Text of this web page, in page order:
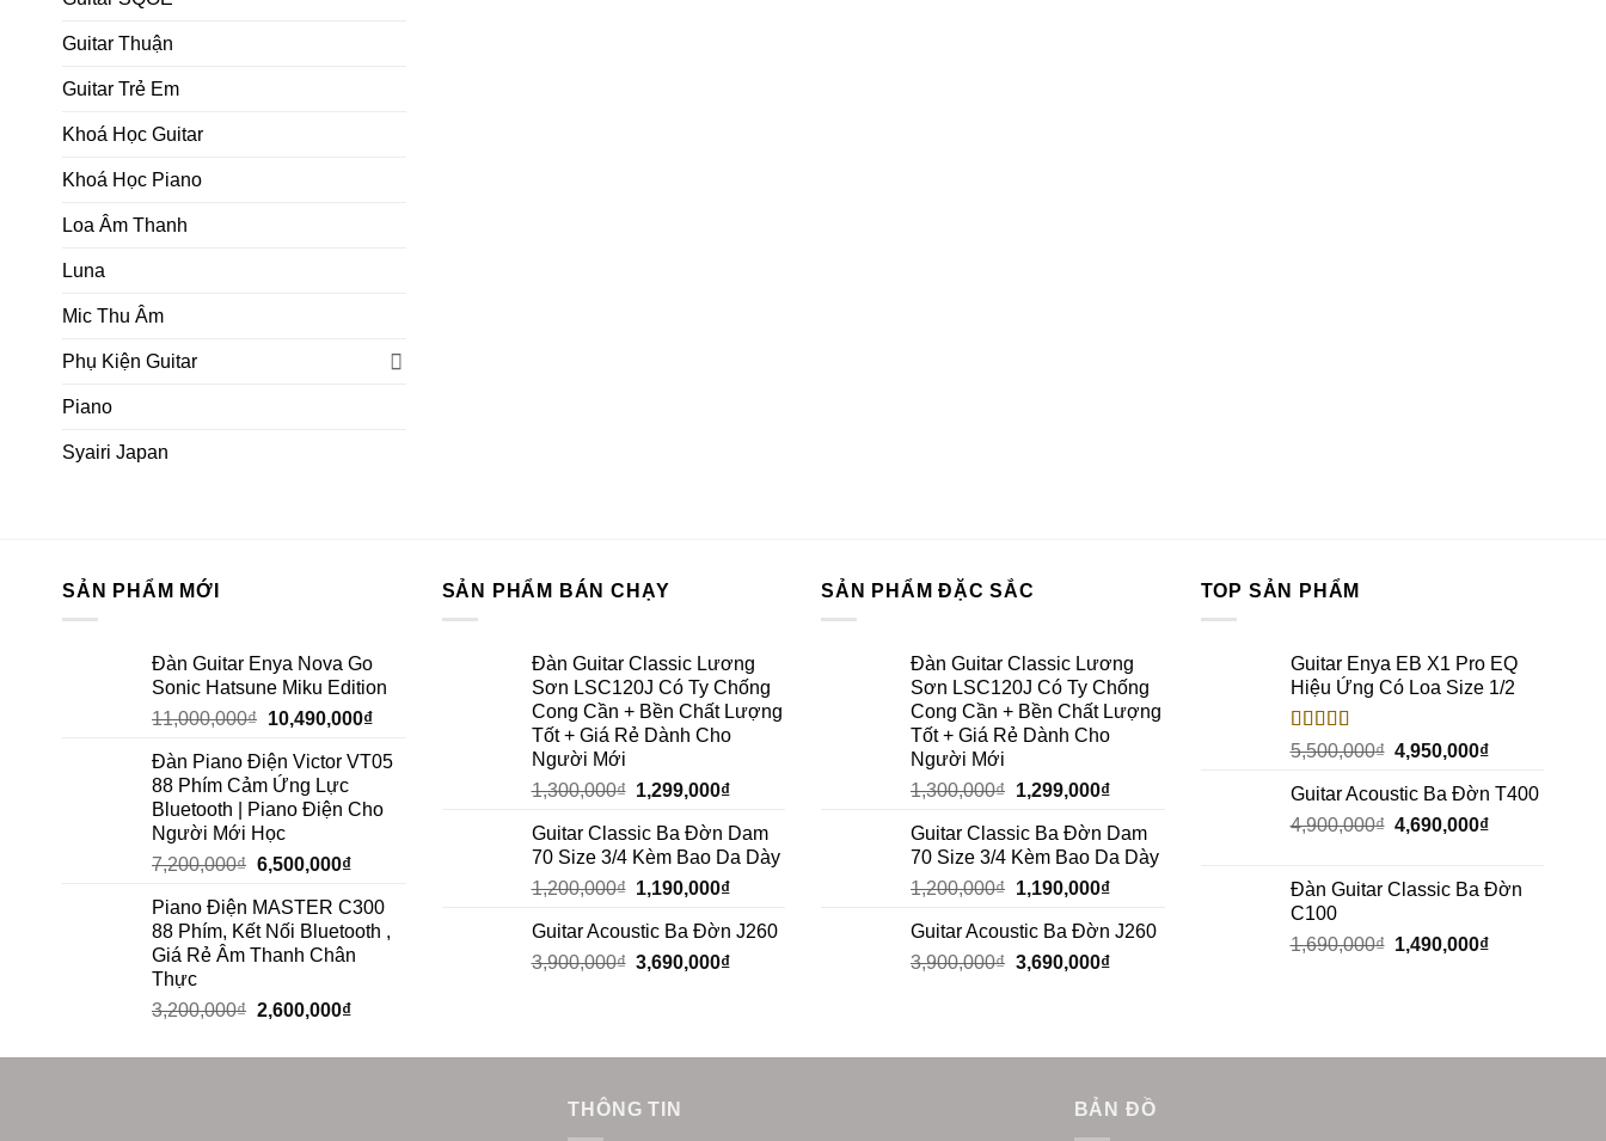
Guitar Thuận
Guitar Trẻ Em
Khoá Học Guitar
Khoá Học Piano
Loa Âm Thanh
Luna
Mic Thu Âm
Phụ Kiện Guitar
Piano
Syairi Japan
SẢN PHẨM MỚI
Đàn Guitar Enya Nova Go
Sonic Hatsune Miku Edition
11,000,000₫ 10,490,000₫
Đàn Piano Điện Victor VT05
88 Phím Cảm Ứng Lực
Bluetooth | Piano Điện Cho
Người Mới Học
7,200,000₫ 6,500,000₫
Piano Điện MASTER C300
88 Phím, Kết Nối Bluetooth ,
Giá Rẻ Âm Thanh Chân
Thực
3,200,000₫ 2,600,000₫
SẢN PHẨM BÁN CHẠY
Đàn Guitar Classic Lương
Sơn LSC120J Có Ty Chống
Cong Cần + Bền Chất Lượng
Tốt + Giá Rẻ Dành Cho
Người Mới
1,300,000₫ 1,299,000₫
Guitar Classic Ba Đờn Dam
70 Size 3/4 Kèm Bao Da Dày
1,200,000₫ 1,190,000₫
Guitar Acoustic Ba Đờn J260
3,900,000₫ 3,690,000₫
SẢN PHẨM ĐẶC SẮC
Đàn Guitar Classic Lương
Sơn LSC120J Có Ty Chống
Cong Cần + Bền Chất Lượng
Tốt + Giá Rẻ Dành Cho
Người Mới
1,300,000₫ 1,299,000₫
Guitar Classic Ba Đờn Dam
70 Size 3/4 Kèm Bao Da Dày
1,200,000₫ 1,190,000₫
Guitar Acoustic Ba Đờn J260
3,900,000₫ 3,690,000₫
TOP SẢN PHẨM
Guitar Enya EB X1 Pro EQ
Hiệu Ứng Có Loa Size 1/2
Rated5.00
out of 5
5,500,000₫ 4,950,000₫
Guitar Acoustic Ba Đờn T400
4,900,000₫ 4,690,000₫
Đàn Guitar Classic Ba Đờn
C100
1,690,000₫ 1,490,000₫
THÔNG TIN BẢN ĐỒ